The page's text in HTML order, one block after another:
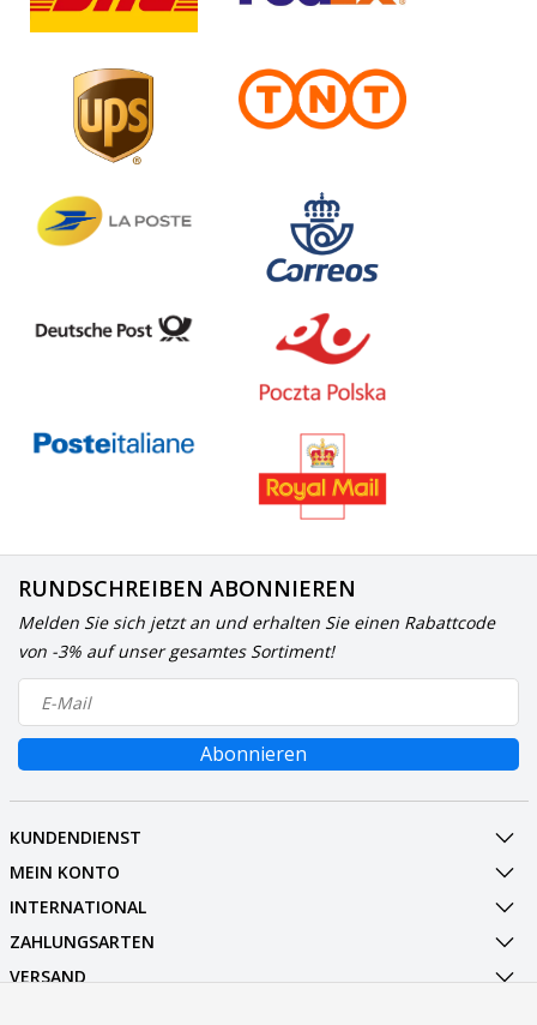
RUNDSCHREIBEN ABONNIEREN
Melden Sie sich jetzt an und erhalten Sie einen Rabattcode
von -3% auf unser gesamtes Sortiment!
Abonnieren
KUNDENDIENST
MEIN KONTO
INTERNATIONAL
ZAHLUNGSARTEN
VERSAND